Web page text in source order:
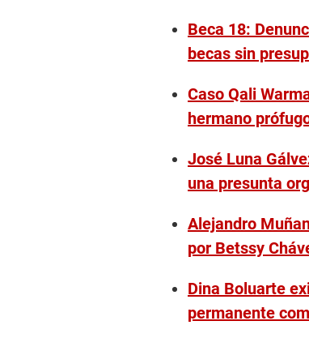
Beca 18:
becas sin
Caso Qali
hermano
José Luna
una presunta
Alejandro
por Betssy
Dina Boluarte
permanente